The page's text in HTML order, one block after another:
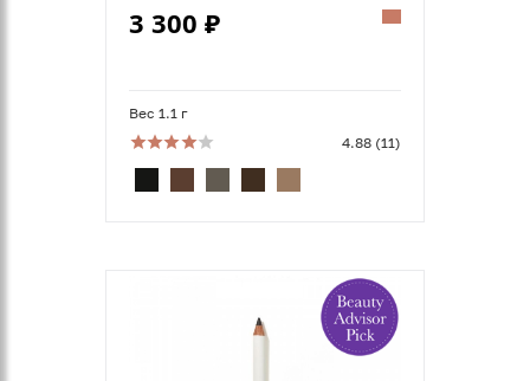
3 300 ₽
Вес 1.1 г
4.88 (11)